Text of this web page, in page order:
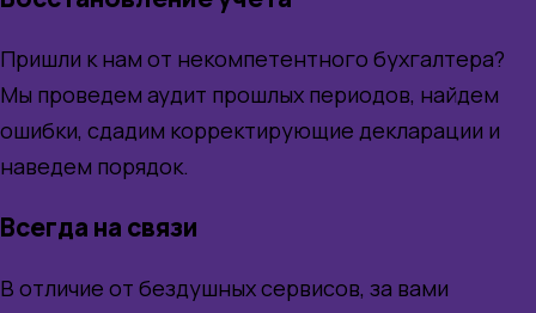
Пришли к нам от некомпетентного бухгалтера?
Мы проведем аудит прошлых периодов, найдем
ошибки, сдадим корректирующие декларации и
наведем порядок.
Всегда на связи
В отличие от бездушных сервисов, за вами